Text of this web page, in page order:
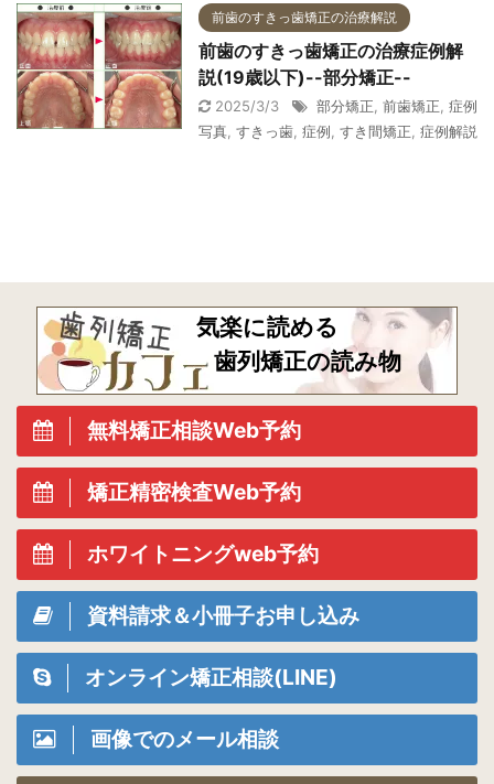
前歯のすきっ歯矯正の治療解説
前歯のすきっ歯矯正の治療症例解
説(19歳以下)--部分矯正--
2025/3/3 部分矯正 前歯矯正 症例
写真 すきっ歯 症例 すき間矯正 症例解説
気楽に読める
歯列矯正の読み物
無料矯正相談Web予約
矯正精密検査Web予約
ホワイトニングweb予約
資料請求＆小冊子お申し込み
オンライン矯正相談(LINE)
画像でのメール相談